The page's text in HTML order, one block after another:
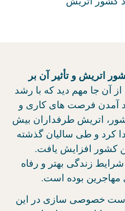
اتریش و تأثیر آن بر
از آن جا مهم دید که با رشد
آمدن فرصت های کاری و
اتریش طرفداران بیش
کرد و طی سالیان گذشته
کشور افزایش یافت.
زندگی بهتر و رفاه
مهاجرین بوده است.
خصوصی سازی در این